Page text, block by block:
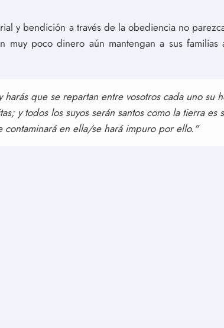
y bendición a través de la obediencia no
poco dinero aún mantengan a sus familias
que se repartan entre vosotros cada uno su
y todos los suyos serán santos como la tierra es
contaminará en ella/se hará impuro por ello."